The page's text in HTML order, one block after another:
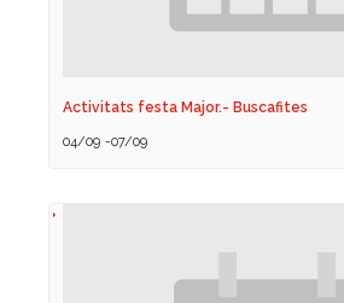
Activitats festa Major.- Buscafites
04/09 -07/09